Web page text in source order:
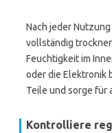
Nach jeder
vollständig
Feuchtigkeit im
oder die Elektronik
Teile und sorge für
Kontrolliere